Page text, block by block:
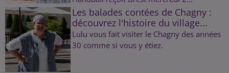
Les balades contées de Chagny :
découvrez l'histoire du village...
Lulu vous fait visiter le Chagny des années
30 comme si vous y étiez.